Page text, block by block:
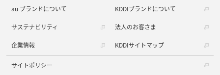
au ブランドについて KDDIブランドについて
サステナビリティ 法人のお客さま
企業情報 KDDIサイトマップ
サイトポリシー